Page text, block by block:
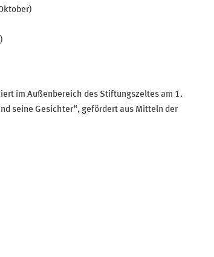
im Außenbereich des Stiftungszeltes am 1.
seine Gesichter“, gefördert aus Mitteln der